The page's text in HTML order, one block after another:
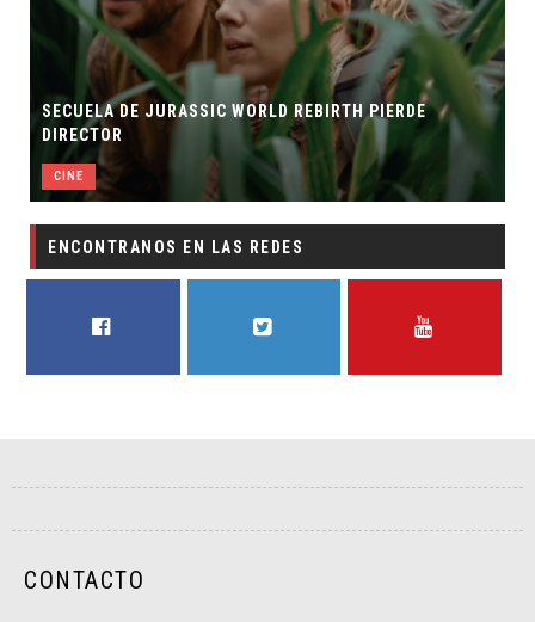
SECUELA DE JURASSIC WORLD REBIRTH PIERDE
DIRECTOR
CINE
ENCONTRANOS EN LAS REDES
CONTACTO